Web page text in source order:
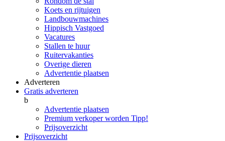
Koets en rijtuigen
Landbouwmachines
Hippisch Vastgoed
Vacatures
Stallen te huur
Ruitervakanties
Overige dieren
Advertentie plaatsen
Adverteren
Gratis adverteren
b
Advertentie plaatsen
Premium verkoper worden Tipp!
Prijsoverzicht
Prijsoverzicht